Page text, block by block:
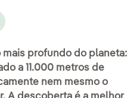
profundo do planeta:
a 11.000 metros de
nem mesmo o